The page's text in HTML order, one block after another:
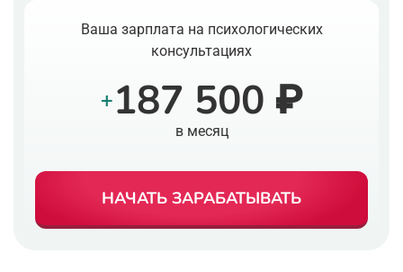
Ваша зарплата на психологических
консультациях
+187 500 ₽
в месяц
НАЧАТЬ ЗАРАБАТЫВАТЬ